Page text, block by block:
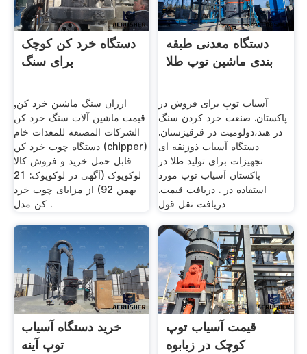
دستگاه خرد کن کوچک
برای سنگ
ارزان سنگ ماشین خرد کن,
قیمت ماشین آلات سنگ خرد کن
الشركات المصنعة للمعدات خام
دستگاه چوب خرد کن (chipper)
قابل حمل خرید و فروش کالا
لوکوپوک (آگهی در لوکوپوک: 21
بهمن 92) از مزایای چوب خرد
کن مدل .
دستگاه معدنی طبقه
بندی ماشین توپ طلا
آسیاب توپ برای فروش در
پاکستان. صنعت خرد کردن سنگ
در هند،دولومیت در قرقیزستان.
دستگاه آسیاب ذوزنقه ای
تجهیزات برای تولید طلا در
پاکستان آسیاب توپ مورد
استفاده در . دریافت قیمت.
دریافت نقل قول
خرید دستگاه آسیاب
توپ آینه
قیمت آسیاب توپ
کوچک در زبابوه